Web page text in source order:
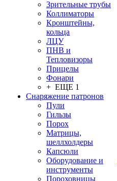
Зрительные трубы
Коллиматоры
Кронштейны,
кольца
ЛЦУ
ПНВ и
Тепловизоры
Прицелы
Фонари
+ ЕЩЕ 1
Снаряжение патронов
Пули
Гильзы
Порох
Матрицы,
шеллхолдеры
Капсюли
Оборудование и
инструменты
Пороховницы